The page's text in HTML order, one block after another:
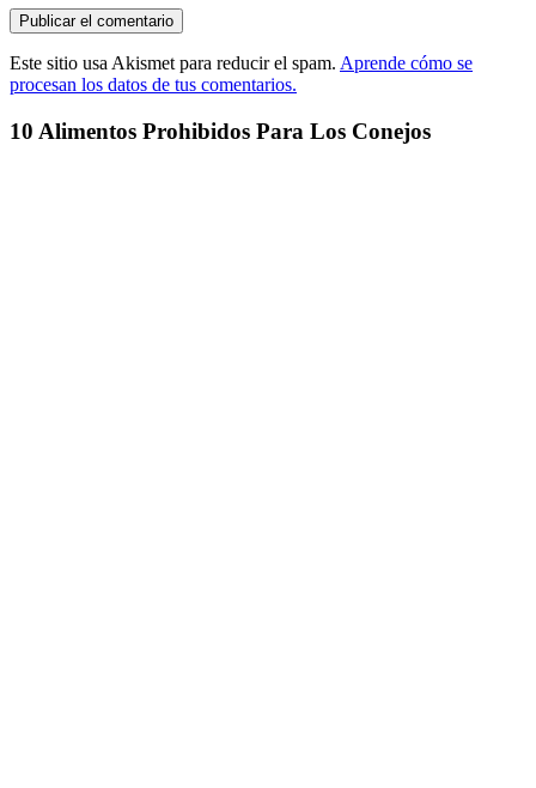
Este sitio usa Akismet para reducir el spam. Aprende cómo se
procesan los datos de tus comentarios.
10 Alimentos Prohibidos Para Los Conejos